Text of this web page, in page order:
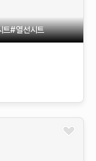
트#열선시트